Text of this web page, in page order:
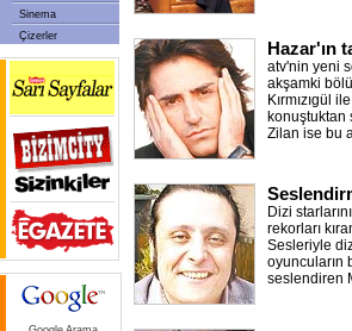
Sinema
Çizerler
Hazar'ın
atv'nin yeni
akşamki
Kırmızıgül
konuştuktan
Zilan ise bu
Dizi
rekorları
Sesleriyle
oyuncuların
seslendiren